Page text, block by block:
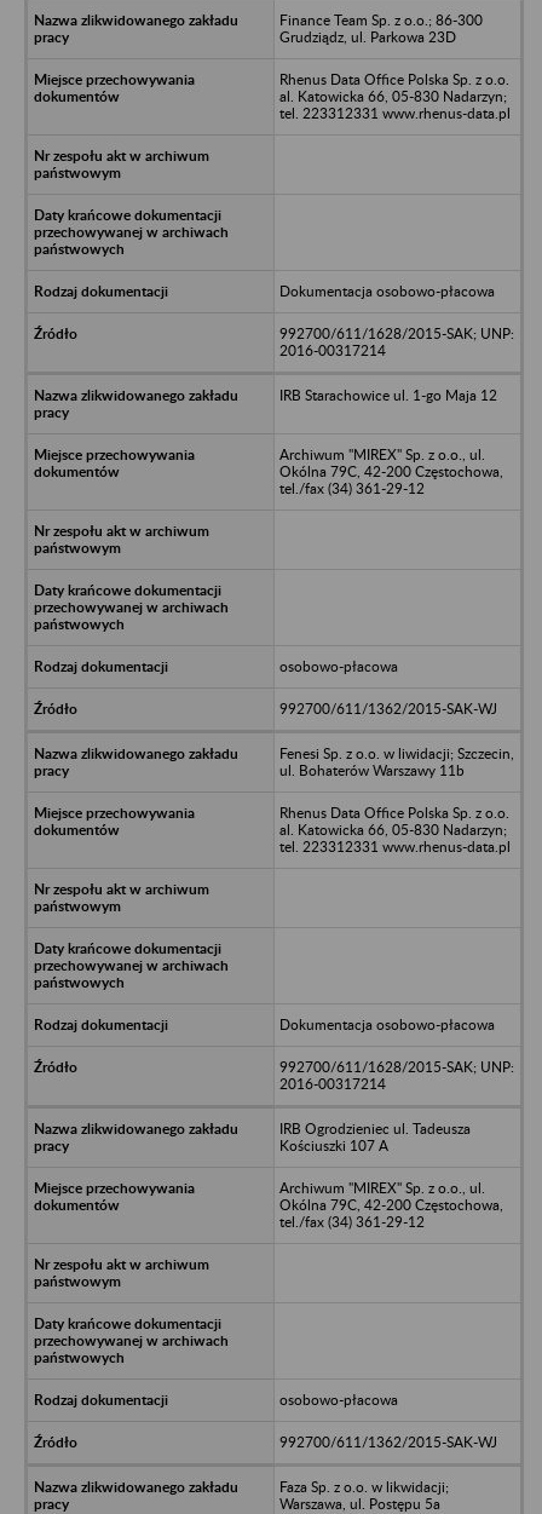
Finance Team Sp. z o.o.; 86-300
Grudziądz, ul. Parkowa 23D
Rhenus Data Office Polska Sp. z o.o.
al. Katowicka 66, 05-830 Nadarzyn;
tel. 223312331 www.rhenus-data.pl
Dokumentacja osobowo-płacowa
992700/611/1628/2015-SAK; UNP:
2016-00317214
IRB Starachowice ul. 1-go Maja 12
Archiwum "MIREX" Sp. z o.o., ul.
Okólna 79C, 42-200 Częstochowa,
tel./fax (34) 361-29-12
osobowo-płacowa
992700/611/1362/2015-SAK-WJ
Fenesi Sp. z o.o. w liwidacji; Szczecin,
ul. Bohaterów Warszawy 11b
Rhenus Data Office Polska Sp. z o.o.
al. Katowicka 66, 05-830 Nadarzyn;
tel. 223312331 www.rhenus-data.pl
Dokumentacja osobowo-płacowa
992700/611/1628/2015-SAK; UNP:
2016-00317214
IRB Ogrodzieniec ul. Tadeusza
Kościuszki 107 A
Archiwum "MIREX" Sp. z o.o., ul.
Okólna 79C, 42-200 Częstochowa,
tel./fax (34) 361-29-12
osobowo-płacowa
992700/611/1362/2015-SAK-WJ
Faza Sp. z o.o. w likwidacji;
Warszawa, ul. Postępu 5a